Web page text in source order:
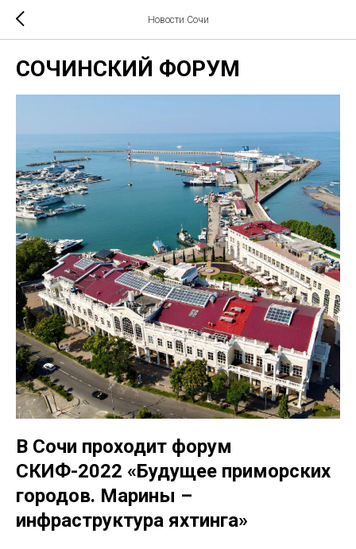
Новости Сочи
СОЧИНСКИЙ ФОРУМ
В Сочи проходит форум
СКИФ-2022 «Будущее приморских
городов. Марины –
инфраструктура яхтинга»